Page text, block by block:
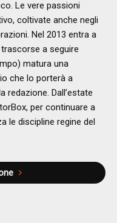
Le vere passioni
coltivate anche negli
Nel 2013 entra a
a seguire
matura una
che lo porterà a
redazione. Dall’estate
per continuare a
le discipline regine del